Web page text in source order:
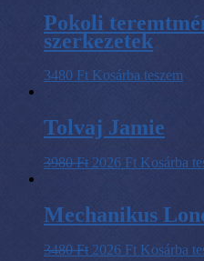
Pokoli
szerkezetek
3480 Ft Kosárba teszem
Tolvaj Jamie
3980Ft 2026 Ft Kosárba
Mechanikus
3480Ft 2026 Ft Kosárba